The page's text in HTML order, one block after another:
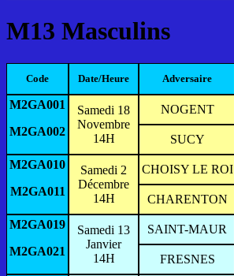
M13 Masculins
Code Date/Heure Adversaire
M2GA001
M2GA002
Samedi 18
Novembre
14H
NOGENT
SUCY
M2GA010
M2GA011
Samedi 2
Décembre
14H
CHOISY LE ROI
CHARENTON
M2GA019
M2GA021
Samedi 13
Janvier
14H
SAINT-MAUR
FRESNES